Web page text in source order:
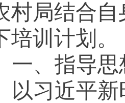
村局结合
培训计划。
一、指导思
以习近平